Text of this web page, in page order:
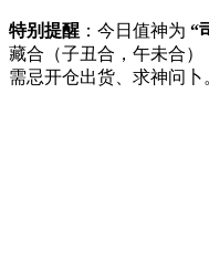
特别提醒 ：今日值神为 “
藏合（子丑合，午未合）
需忌开仓出货、求神问卜